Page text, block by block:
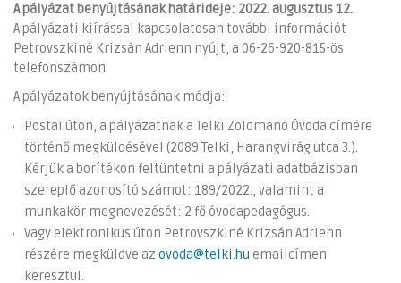
A pályázat benyújtásának határideje: 2022. augusztus 12.
A pályázati kiírással kapcsolatosan további információt
Petrovszkiné Krizsán Adrienn nyújt, a 06-26-920-815-ös
telefonszámon.
A pályázatok benyújtásának módja:
Postai úton, a pályázatnak a Telki Zöldmanó Óvoda címére
történő megküldésével (2089 Telki, Harangvirág utca 3.).
Kérjük a borítékon feltüntetni a pályázati adatbázisban
szereplő azonosító számot: 189/2022., valamint a
munkakör megnevezését: 2 fő óvodapedagógus.
Vagy elektronikus úton Petrovszkiné Krizsán Adrienn
részére megküldve az ovoda@telki.hu emailcímen
keresztül.